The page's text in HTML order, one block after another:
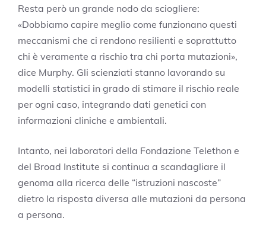
Resta però un grande nodo da sciogliere:
«Dobbiamo capire meglio come funzionano questi
meccanismi che ci rendono resilienti e soprattutto
chi è veramente a rischio tra chi porta mutazioni»,
dice Murphy. Gli scienziati stanno lavorando su
modelli statistici in grado di stimare il rischio reale
per ogni caso, integrando dati genetici con
informazioni cliniche e ambientali.
Intanto, nei laboratori della Fondazione Telethon e
del Broad Institute si continua a scandagliare il
genoma alla ricerca delle “istruzioni nascoste”
dietro la risposta diversa alle mutazioni da persona
a persona.